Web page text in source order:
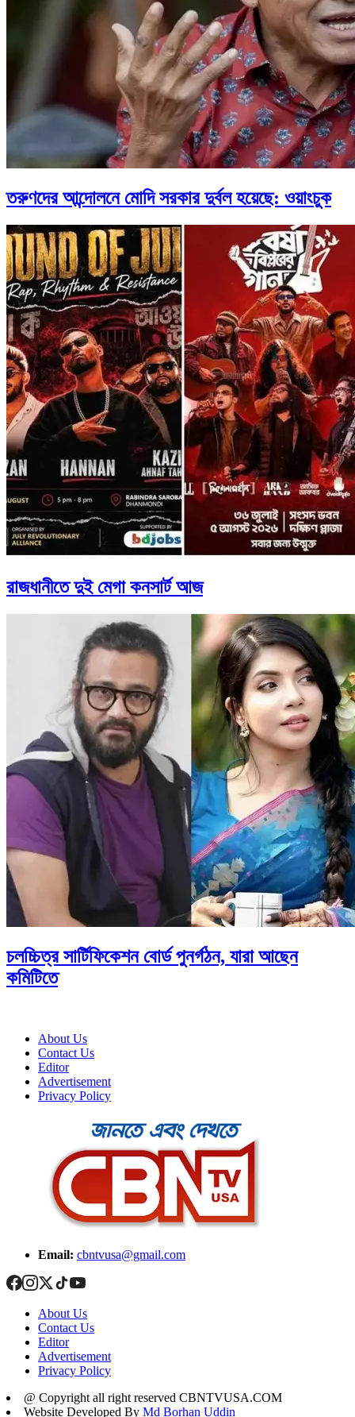
তরুণদের আন্দোলনে মোদি সরকার দুর্বল হয়েছে: ওয়াংচুক
রাজধানীতে দুই মেগা কনসার্ট আজ
চলচ্চিত্র সার্টিফিকেশন বোর্ড পুনর্গঠন, যারা আছেন
কমিটিতে
About Us
Contact Us
Editor
Advertisement
Privacy Policy
Email: cbntvusa@gmail.com
About Us
Contact Us
Editor
Advertisement
Privacy Policy
@ Copyright all right reserved CBNTVUSA.COM
Website Developed By Md Borhan Uddin